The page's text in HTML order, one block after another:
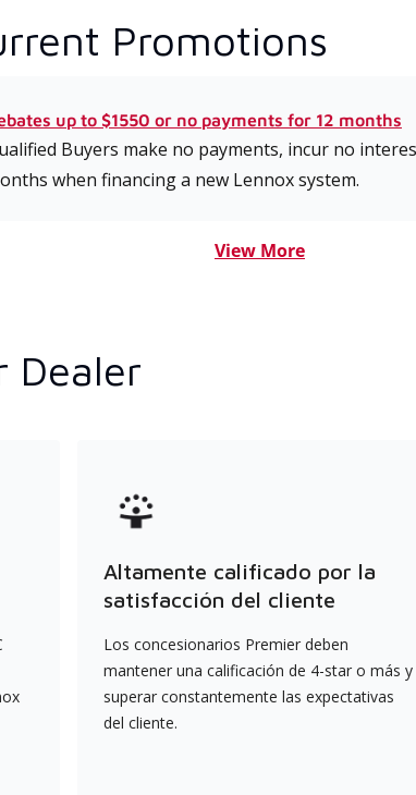
Promotions
up to $1550 or no payments for 12 months
Buyers make no payments, incur no
when financing a new Lennox system.
View More
Dealer
Altamente calificado por la
satisfacción del cliente
Los concesionarios Premier deben
mantener una calificación de 4-star o más y
superar constantemente las expectativas
del cliente.